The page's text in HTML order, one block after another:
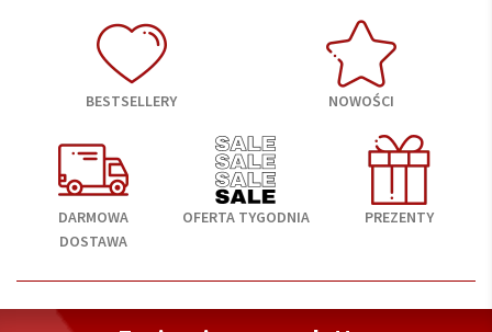
BESTSELLERY NOWOŚCI
DARMOWA
DOSTAWA
OFERTA TYGODNIA PREZENTY